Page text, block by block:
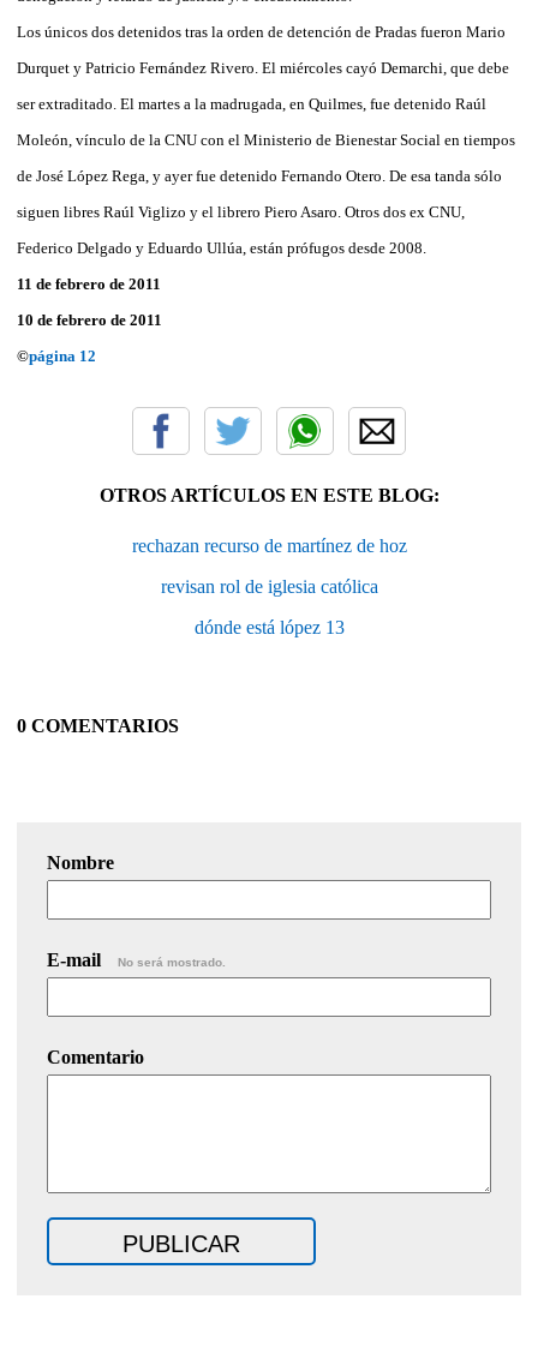
Los únicos dos detenidos tras la orden de detención de Pradas fueron Mario
Durquet y Patricio Fernández Rivero. El miércoles cayó Demarchi, que debe
ser extraditado. El martes a la madrugada, en Quilmes, fue detenido Raúl
Moleón, vínculo de la CNU con el Ministerio de Bienestar Social en tiempos
de José López Rega, y ayer fue detenido Fernando Otero. De esa tanda sólo
siguen libres Raúl Viglizo y el librero Piero Asaro. Otros dos ex CNU,
Federico Delgado y Eduardo Ullúa, están prófugos desde 2008.
11 de febrero de 2011
10 de febrero de 2011
©página 12
OTROS ARTÍCULOS EN ESTE BLOG:
rechazan recurso de martínez de hoz
revisan rol de iglesia católica
dónde está lópez 13
0 COMENTARIOS
Nombre
E-mail No será mostrado.
Comentario